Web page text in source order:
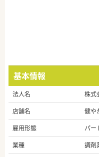
基本情報
法人名
株式
店舗名
健
雇用形態
パー
業種
調剤